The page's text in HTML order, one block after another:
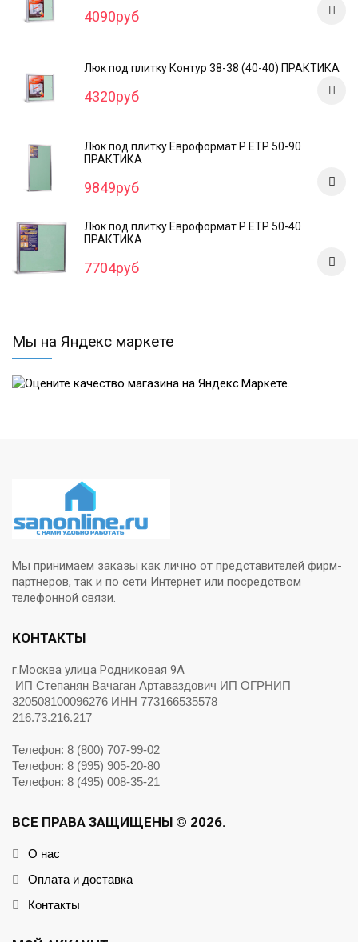
4090руб
Люк под плитку Контур 38-38 (40-40) ПРАКТИКА
4320руб
Люк под плитку Евроформат Р ЕТР 50-90
ПРАКТИКА
9849руб
Люк под плитку Евроформат Р ЕТР 50-40
ПРАКТИКА
7704руб
Мы на Яндекс маркете
Мы принимаем заказы как лично от представителей фирм-
партнеров, так и по сети Интернет или посредством
телефонной связи.
КОНТАКТЫ
г.Москва улица Родниковая 9А
ИП Степанян Вачаган Артаваздович ИП ОГРНИП
320508100096276 ИНН 773166535578
216.73.216.217
Телефон: 8 (800) 707-99-02
Телефон: 8 (995) 905-20-80
Телефон: 8 (495) 008-35-21
ВСЕ ПРАВА ЗАЩИЩЕНЫ © 2026.
О нас
Оплата и доставка
Контакты